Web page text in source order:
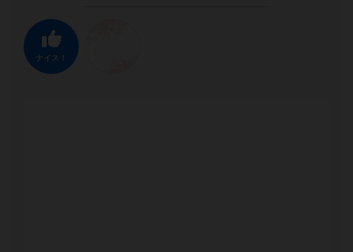
ナイス！